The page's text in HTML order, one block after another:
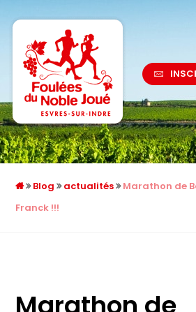
Blog actualités
Marathon de
Franck !!!